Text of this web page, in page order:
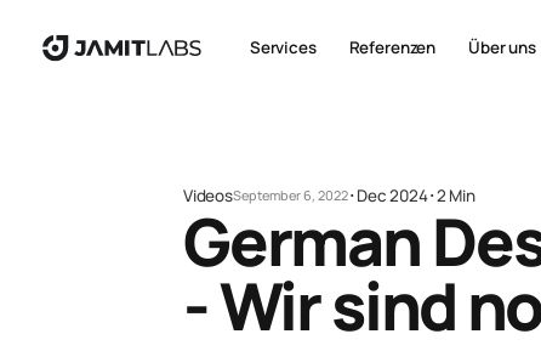
Services Referenzen Über uns
VideosSeptember 6, 2022･Dec 2024･2 Min
German
- Wir sind